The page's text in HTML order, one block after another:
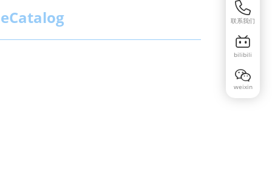
eCatalog 联系我们
bilibili
weixin